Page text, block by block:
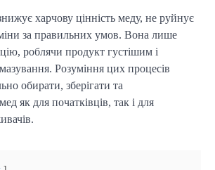
харчову цінність меду, не руйнує
за правильних умов. Вона лише
роблячи продукт густішим і
Розуміння цих процесів
обирати, зберігати та
як для початківців, так і для